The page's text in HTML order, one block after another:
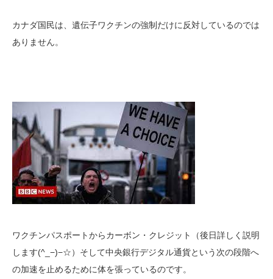
カナダ国民は、遺伝子ワクチンの強制だけに反対しているのでは
ありません。
ワクチンパスポートからカーボン・クレジット（後日詳しく説明
します(^_−)−☆）そして中央銀行デジタル通貨という次の段階へ
の加速を止めるために体を張っているのです。